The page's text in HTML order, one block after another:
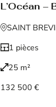
L’Océan –
SAINT
1 pièces
25 m²
132 500 €